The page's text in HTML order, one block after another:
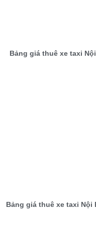
Bảng giá thuê xe taxi
Bảng giá thuê xe taxi Nội